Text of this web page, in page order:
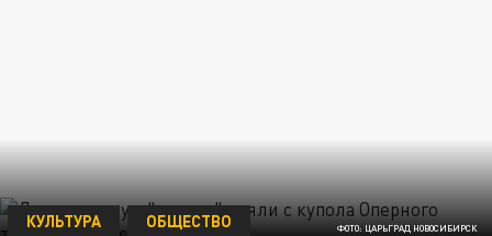
ФОТО: ЦАРЬГРАД НОВОСИБИРСК
КУЛЬТУРА ОБЩЕСТВО